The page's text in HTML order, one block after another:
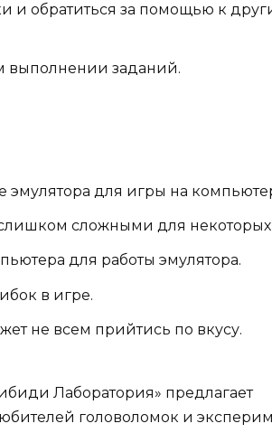
и обратиться за помощью к
выполнении заданий.
эмулятора для игры на
сложными для некоторых
для работы эмулятора.
в игре.
не всем прийтись по вкусу.
Лаборатория» предлагает
головоломок и